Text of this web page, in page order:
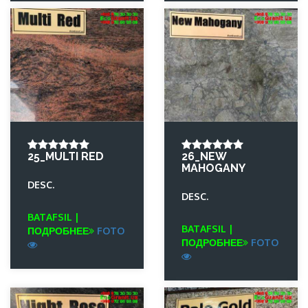
25_MULTI RED
DESC.
BATAFSIL |
ПОДРОБНЕЕ
FOTO
26_NEW
MAHOGANY
DESC.
BATAFSIL |
ПОДРОБНЕЕ
FOTO